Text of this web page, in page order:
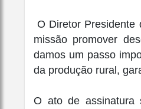
O Diretor Presidente
missão promover
damos um passo
da produção rural,
O ato de assinatura